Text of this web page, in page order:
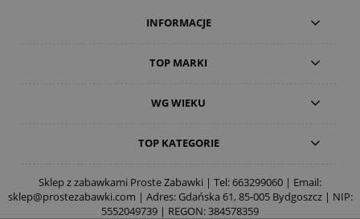
INFORMACJE
TOP MARKI
WG WIEKU
TOP KATEGORIE
Sklep z zabawkami Proste Zabawki | Tel:663299060 | Email:
sklep@prostezabawki.com | Adres: Gdańska 61, 85-005 Bydgoszcz | NIP:
5552049739 | REGON: 384578359